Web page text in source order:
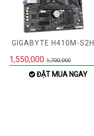
GIGABYTE H410M-S2H
1,550,000 1,700,000
ĐẶT MUA NGAY